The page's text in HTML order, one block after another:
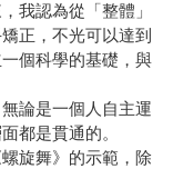
我認為從「整體」
正，不光可以達到
個科學的基礎，與
論是一個人自主運
都是貫通的。
旋舞》的示範，除